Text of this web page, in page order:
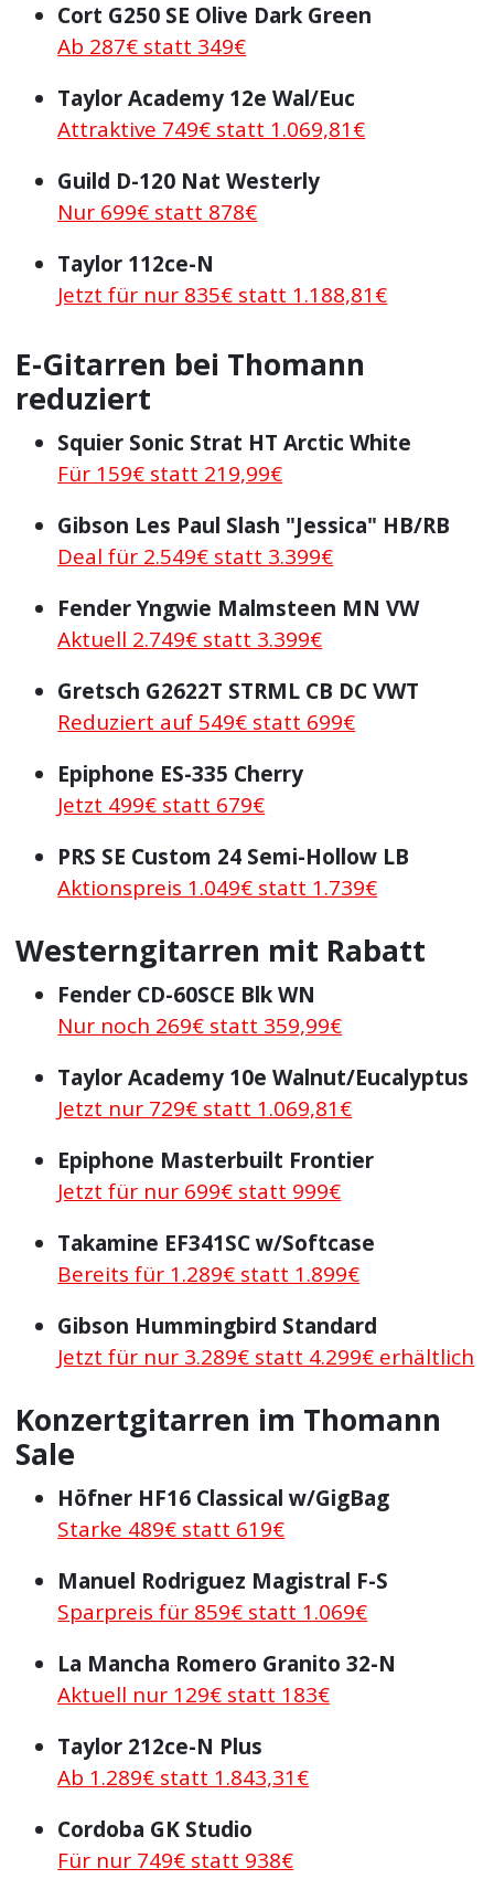
Cort G250 SE Olive Dark Green
Ab 287€ statt 349€
Taylor Academy 12e Wal/Euc
Attraktive 749€ statt 1.069,81€
Guild D-120 Nat Westerly
Nur 699€ statt 878€
Taylor 112ce-N
Jetzt für nur 835€ statt 1.188,81€
E-Gitarren bei Thomann
reduziert
Squier Sonic Strat HT Arctic White
Für 159€ statt 219,99€
Gibson Les Paul Slash "Jessica" HB/RB
Deal für 2.549€ statt 3.399€
Fender Yngwie Malmsteen MN VW
Aktuell 2.749€ statt 3.399€
Gretsch G2622T STRML CB DC VWT
Reduziert auf 549€ statt 699€
Epiphone ES-335 Cherry
Jetzt 499€ statt 679€
PRS SE Custom 24 Semi-Hollow LB
Aktionspreis 1.049€ statt 1.739€
Westerngitarren mit Rabatt
Fender CD-60SCE Blk WN
Nur noch 269€ statt 359,99€
Taylor Academy 10e Walnut/Eucalyptus
Jetzt nur 729€ statt 1.069,81€
Epiphone Masterbuilt Frontier
Jetzt für nur 699€ statt 999€
Takamine EF341SC w/Softcase
Bereits für 1.289€ statt 1.899€
Gibson Hummingbird Standard
Jetzt für nur 3.289€ statt 4.299€ erhältlich
Konzertgitarren im Thomann
Sale
Höfner HF16 Classical w/GigBag
Starke 489€ statt 619€
Manuel Rodriguez Magistral F-S
Sparpreis für 859€ statt 1.069€
La Mancha Romero Granito 32-N
Aktuell nur 129€ statt 183€
Taylor 212ce-N Plus
Ab 1.289€ statt 1.843,31€
Cordoba GK Studio
Für nur 749€ statt 938€